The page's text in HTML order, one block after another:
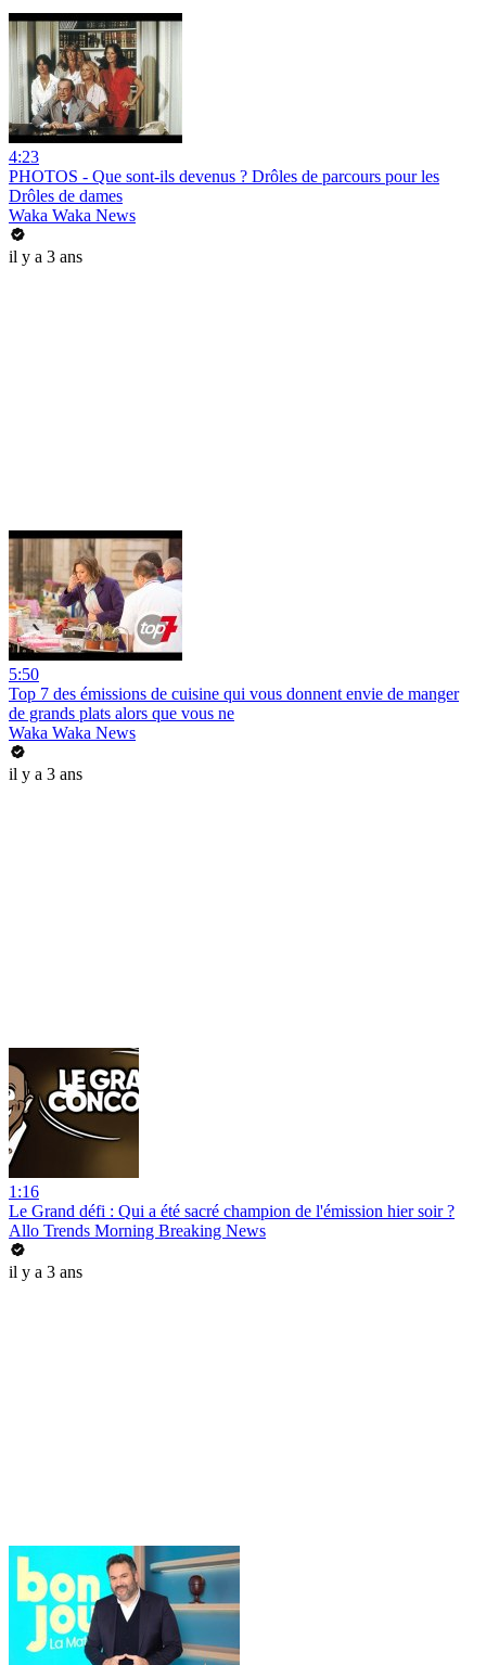
4:23
PHOTOS - Que sont-ils devenus ? Drôles de parcours pour les
Drôles de dames
Waka Waka News
il y a 3 ans
5:50
Top 7 des émissions de cuisine qui vous donnent envie de manger
de grands plats alors que vous ne
Waka Waka News
il y a 3 ans
1:16
Le Grand défi : Qui a été sacré champion de l'émission hier soir ?
Allo Trends Morning Breaking News
il y a 3 ans